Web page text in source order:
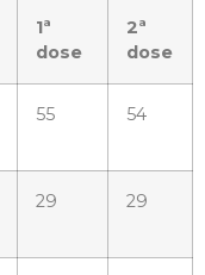
1ª
dose
2ª
dose
55 54
29 29